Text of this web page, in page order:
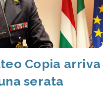
Copia arriva
serata